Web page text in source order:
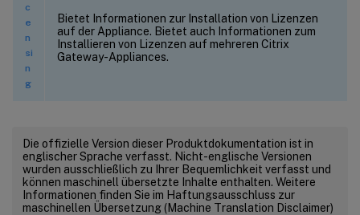
c
e
n
si
n
g
Bietet Informationen zur Installation von Lizenzen
auf der Appliance. Bietet auch Informationen zum
Installieren von Lizenzen auf mehreren Citrix
Gateway-Appliances.
Die offizielle Version dieser Produktdokumentation ist in
englischer Sprache verfasst. Nicht-englische Versionen
wurden ausschließlich zu Ihrer Bequemlichkeit verfasst und
können maschinell übersetzte Inhalte enthalten. Weitere
Informationen finden Sie im Haftungsausschluss zur
maschinellen Übersetzung (Machine Translation Disclaimer)